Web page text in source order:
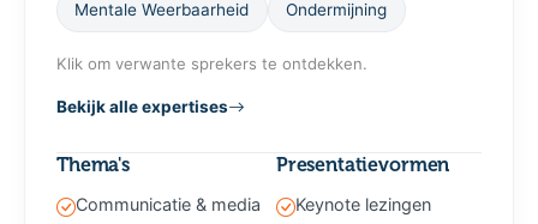
Mentale Weerbaarheid Ondermijning
Klik om verwante sprekers te ontdekken.
Bekijk alle expertises
Thema's
Communicatie & media
Presentatievormen
Keynote lezingen